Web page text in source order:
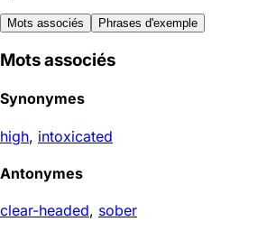
Mots associés Phrases d'exemple
Mots associés
Synonymes
high, intoxicated
Antonymes
clear-headed, sober